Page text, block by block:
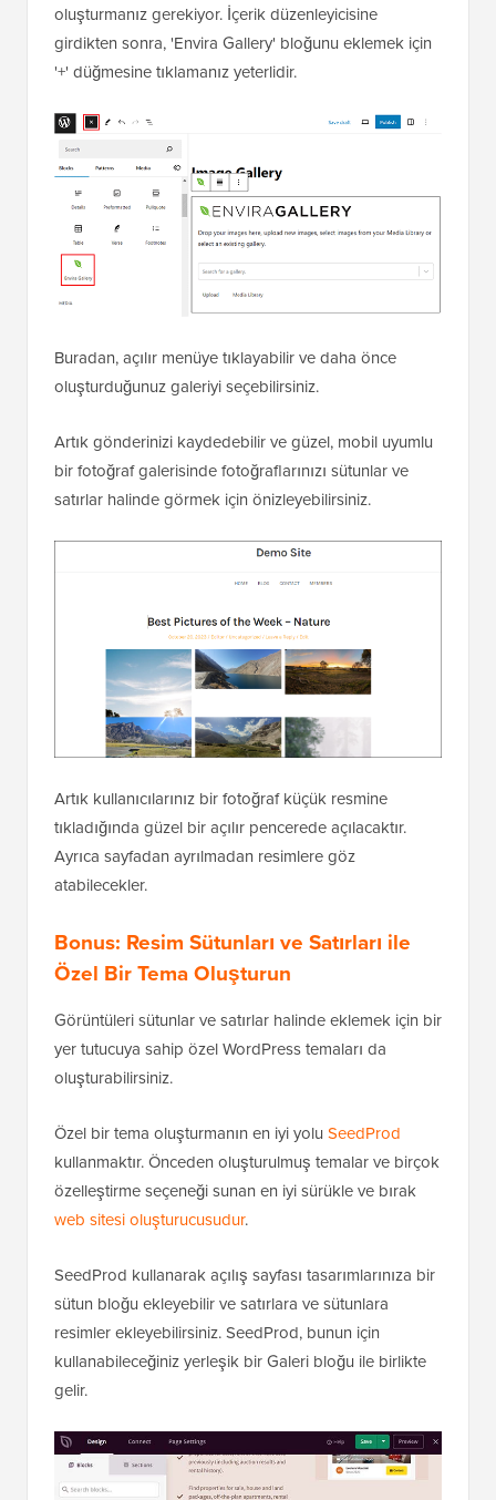
oluşturmanız gerekiyor. İçerik düzenleyicisine
girdikten sonra, 'Envira Gallery' bloğunu eklemek için
'+' düğmesine tıklamanız yeterlidir.
Buradan, açılır menüye tıklayabilir ve daha önce
oluşturduğunuz galeriyi seçebilirsiniz.
Artık gönderinizi kaydedebilir ve güzel, mobil uyumlu
bir fotoğraf galerisinde fotoğraflarınızı sütunlar ve
satırlar halinde görmek için önizleyebilirsiniz.
Artık kullanıcılarınız bir fotoğraf küçük resmine
tıkladığında güzel bir açılır pencerede açılacaktır.
Ayrıca sayfadan ayrılmadan resimlere göz
atabilecekler.
Bonus: Resim Sütunları ve Satırları ile
Özel Bir Tema Oluşturun
Görüntüleri sütunlar ve satırlar halinde eklemek için bir
yer tutucuya sahip özel WordPress temaları da
oluşturabilirsiniz.
Özel bir tema oluşturmanın en iyi yolu SeedProd
kullanmaktır. Önceden oluşturulmuş temalar ve birçok
özelleştirme seçeneği sunan en iyi sürükle ve bırak
web sitesi oluşturucusudur.
SeedProd kullanarak açılış sayfası tasarımlarınıza bir
sütun bloğu ekleyebilir ve satırlara ve sütunlara
resimler ekleyebilirsiniz. SeedProd, bunun için
kullanabileceğiniz yerleşik bir Galeri bloğu ile birlikte
gelir.